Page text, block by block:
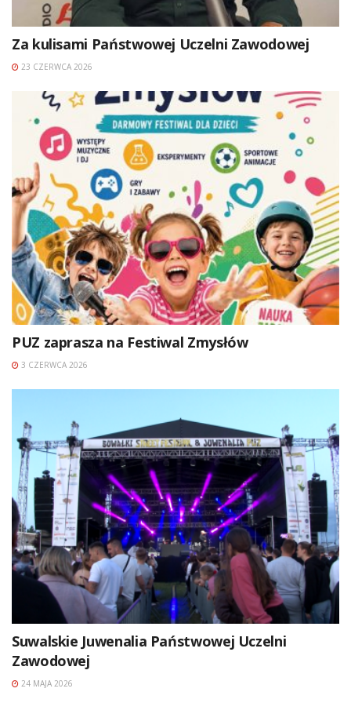
Za kulisami Państwowej Uczelni Zawodowej
23 CZERWCA 2026
PUZ zaprasza na Festiwal Zmysłów
3 CZERWCA 2026
Suwalskie Juwenalia Państwowej Uczelni
Zawodowej
24 MAJA 2026